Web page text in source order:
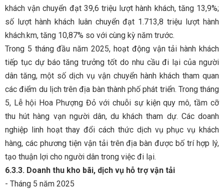
khách vận chuyển đạt 39,6 triệu lượt hành khách, tăng 13,9%;
số lượt hành khách luân chuyển đạt 1.713,8 triệu lượt hành
khách.km, tăng 10,87% so với cùng kỳ năm trước.
Trong 5 tháng đầu năm 2025, hoạt động vận tải hành khách
tiếp tục dự báo tăng trưởng tốt do nhu cầu đi lại của người
dân tăng, một số dịch vụ vận chuyển hành khách tham quan
các điểm du lịch trên địa bàn thành phố phát triển. Trong tháng
5, Lễ hội Hoa Phượng Đỏ với chuỗi sự kiện quy mô, tầm cỡ
thu hút hàng vạn người dân, du khách tham dự. Các doanh
nghiệp linh hoạt thay đổi cách thức dịch vụ phục vụ khách
hàng, các phương tiện vận tải trên địa bàn được bố trí hợp lý,
tạo thuận lợi cho người dân trong việc đi lại.
6.3.3. Doanh thu kho bãi, dịch vụ hỗ trợ vận tải
- Tháng 5 năm 2025